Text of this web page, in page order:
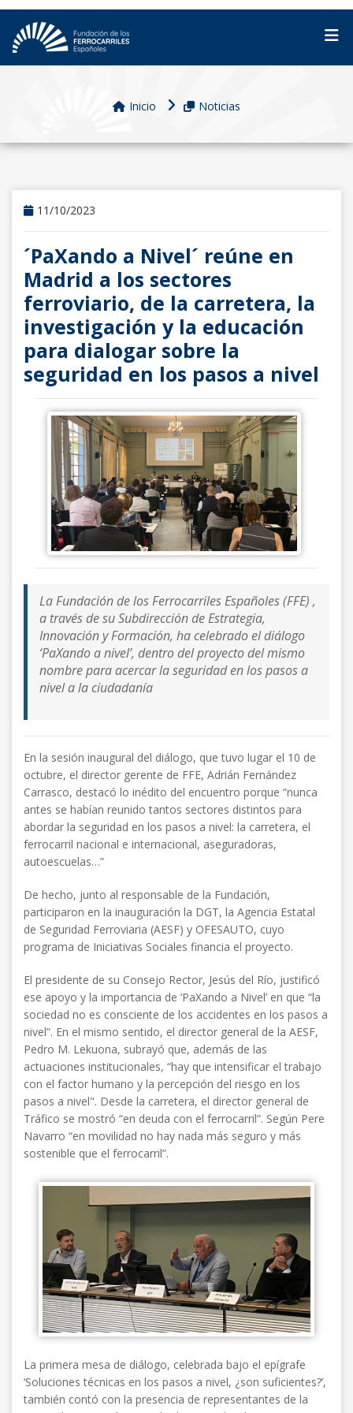
Inicio Noticias
11/10/2023
´PaXando a Nivel´ reúne en
Madrid a los sectores
ferroviario, de la carretera, la
investigación y la educación
para dialogar sobre la
seguridad en los pasos a nivel
La Fundación de los Ferrocarriles Españoles (FFE) ,
a través de su Subdirección de Estrategia,
Innovación y Formación, ha celebrado el diálogo
‘PaXando a nivel’, dentro del proyecto del mismo
nombre para acercar la seguridad en los pasos a
nivel a la ciudadanía
En la sesión inaugural del diálogo, que tuvo lugar el 10 de
octubre, el director gerente de FFE, Adrián Fernández
Carrasco, destacó lo inédito del encuentro porque “nunca
antes se habían reunido tantos sectores distintos para
abordar la seguridad en los pasos a nivel: la carretera, el
ferrocarril nacional e internacional, aseguradoras,
autoescuelas…”
De hecho, junto al responsable de la Fundación,
participaron en la inauguración la DGT, la Agencia Estatal
de Seguridad Ferroviaria (AESF) y OFESAUTO, cuyo
programa de Iniciativas Sociales financia el proyecto.
El presidente de su Consejo Rector, Jesús del Río, justificó
ese apoyo y la importancia de ‘PaXando a Nivel’ en que “la
sociedad no es consciente de los accidentes en los pasos a
nivel”. En el mismo sentido, el director general de la AESF,
Pedro M. Lekuona, subrayó que, además de las
actuaciones institucionales, “hay que intensificar el trabajo
con el factor humano y la percepción del riesgo en los
pasos a nivel". Desde la carretera, el director general de
Tráfico se mostró “en deuda con el ferrocarril”. Según Pere
Navarro “en movilidad no hay nada más seguro y más
sostenible que el ferrocarril”.
La primera mesa de diálogo, celebrada bajo el epígrafe
‘Soluciones técnicas en los pasos a nivel, ¿son suficientes?’,
también contó con la presencia de representantes de la